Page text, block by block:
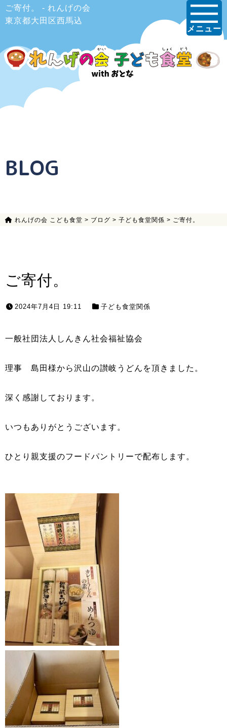
ご寄付。 - れんげの会
東京都大田区西馬込
メニュー
BLOG
れんげの会 こども食堂 > ブログ > 子ども食堂関係 > ご寄付。
ご寄付。
2024年7月4日 19:11 子ども食堂関係
一般社団法人しんきん社会福祉協会
理事 島田様から沢山の讃岐うどんを頂きました。
深く感謝しております。
いつもありがとうございます。
ひとり親支援のフードパントリーで配布します。